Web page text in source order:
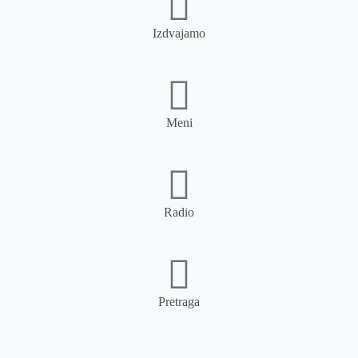
Izdvajamo
Meni
Radio
Pretraga